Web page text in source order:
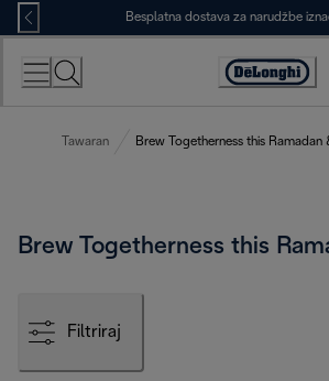
Skip
to
Content
Besplatna dostava za narudžbe
Accessibility
Tawaran Brew Togetherness this Ramadan
Brew Togetherness this
Filtriraj